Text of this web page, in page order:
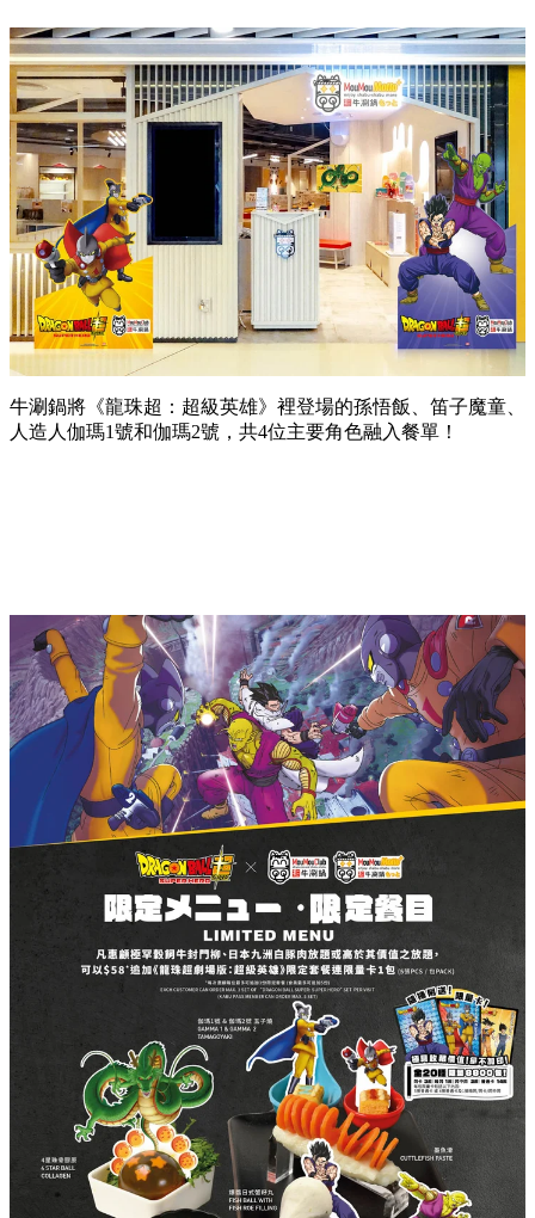
牛涮鍋將《龍珠超：超級英雄》裡登場的孫悟飯、笛子魔童、
人造人伽瑪1號和伽瑪2號，共4位主要角色融入餐單！